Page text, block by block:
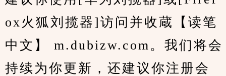
ox火狐刘揽器]访问并收蔵【读笔
中文】 m.dubizw.com。我们将会
持续为你更新，还建议你注册会